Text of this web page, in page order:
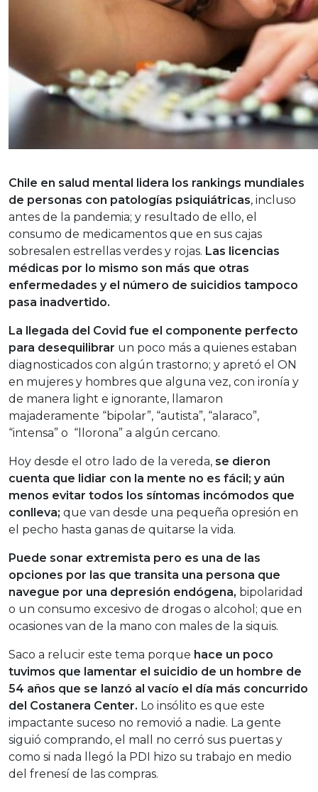
Chile en salud mental lidera los rankings mundiales
de personas con patologías psiquiátricas, incluso
antes de la pandemia; y resultado de ello, el
consumo de medicamentos que en sus cajas
sobresalen estrellas verdes y rojas. Las licencias
médicas por lo mismo son más que otras
enfermedades y el número de suicidios tampoco
pasa inadvertido.
La llegada del Covid fue el componente perfecto
para desequilibrar un poco más a quienes estaban
diagnosticados con algún trastorno; y apretó el ON
en mujeres y hombres que alguna vez, con ironía y
de manera light e ignorante, llamaron
majaderamente “bipolar”, “autista”, “alaraco”,
“intensa” o “llorona” a algún cercano.
Hoy desde el otro lado de la vereda, se dieron
cuenta que lidiar con la mente no es fácil; y aún
menos evitar todos los síntomas incómodos que
conlleva; que van desde una pequeña opresión en
el pecho hasta ganas de quitarse la vida.
Puede sonar extremista pero es una de las
opciones por las que transita una persona que
navegue por una depresión endógena, bipolaridad
o un consumo excesivo de drogas o alcohol; que en
ocasiones van de la mano con males de la siquis.
Saco a relucir este tema porque hace un poco
tuvimos que lamentar el suicidio de un hombre de
54 años que se lanzó al vacío el día más concurrido
del Costanera Center. Lo insólito es que este
impactante suceso no removió a nadie. La gente
siguió comprando, el mall no cerró sus puertas y
como si nada llegó la PDI hizo su trabajo en medio
del frenesí de las compras.